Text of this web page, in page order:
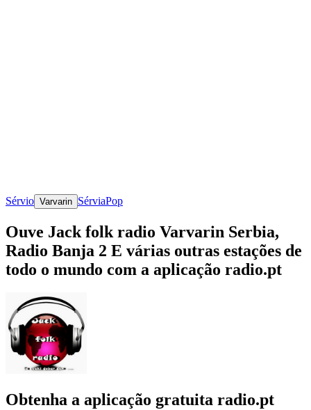
Sérvio Varvarin SérviaPop
Ouve Jack folk radio Varvarin Serbia,
Radio Banja 2 E várias outras estações de
todo o mundo com a aplicação radio.pt
Obtenha a aplicação gratuita radio.pt